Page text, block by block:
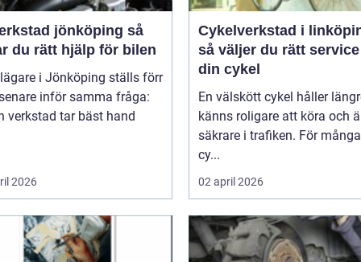
jönköping så
du rätt hjälp för bilen
i Jönköping ställs förr
inför samma fråga:
verkstad tar bäst hand
2026
Cykelverkstad i
så väljer du rätt
din cykel
En välskött cykel håller
känns roligare att köra och
säkrare i trafiken. För
cy...
02 april 2026